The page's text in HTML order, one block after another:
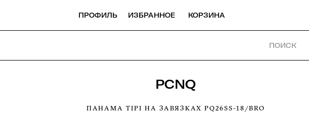
ПРОФИЛЬ ИЗБРАННОЕ КОРЗИНА
ПОИСК
PCNQ
ПАНАМА TIPI НА ЗАВЯЗКАХ PQ26SS-18/BRO